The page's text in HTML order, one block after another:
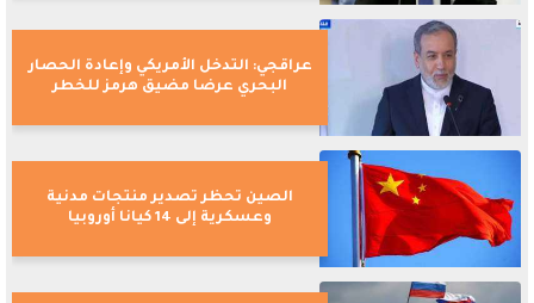
عراقجي: التدخل الأمريكي وإعادة الحصار
البحري عرضا مضيق هرمز للخطر
الصين تحظر تصدير منتجات مدنية
وعسكرية إلى 14 كيانا أوروبيا